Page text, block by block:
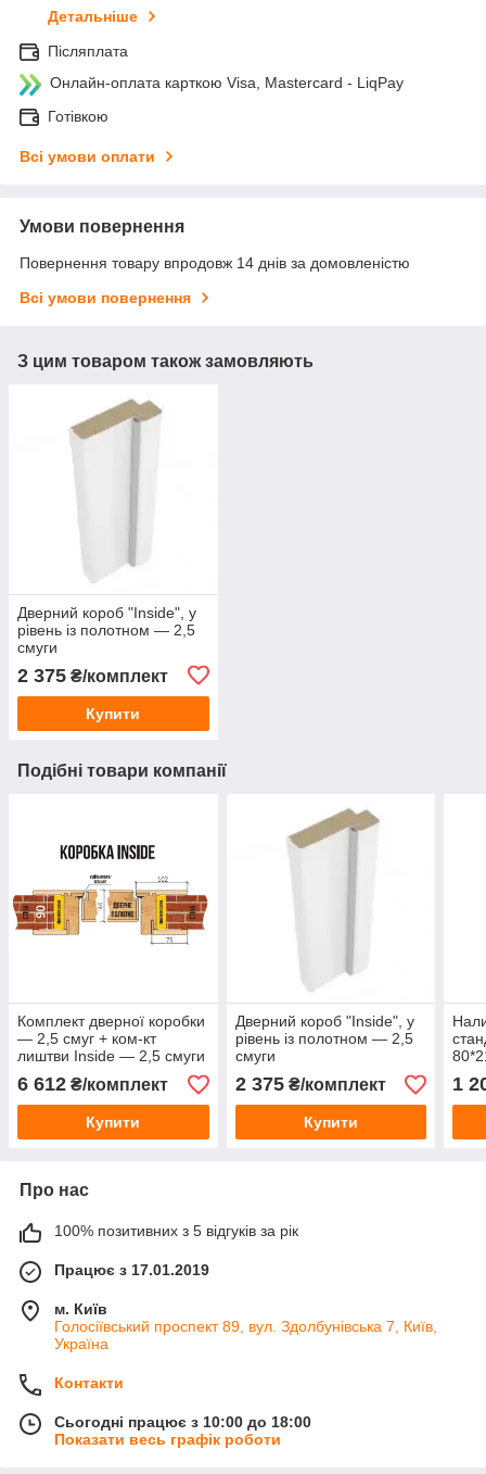
Детальніше
Післяплата
Онлайн-оплата карткою Visa, Mastercard - LiqPay
Готівкою
Всі умови оплати
Умови повернення
Повернення товару впродовж 14 днів за домовленістю
Всі умови повернення
З цим товаром також замовляють
Дверний короб "Inside", у
рівень із полотном — 2,5
смуги
2 375 ₴/комплект
Купити
Подібні товари компанії
Комплект дверної коробки
— 2,5 смуг + ком-кт
лиштви Inside — 2,5 смуги
6 612 ₴/комплект
Купити
Дверний короб "Inside", у
рівень із полотном — 2,5
смуги
2 375₴/комплект
Купити
1
Про нас
100% позитивних з 5 відгуків за рік
Працює з 17.01.2019
м. Київ
Голосіївський проспект 89, вул. Здолбунівська 7, Київ,
Україна
Контакти
Сьогодні працює з 10:00 до 18:00
Показати весь графік роботи